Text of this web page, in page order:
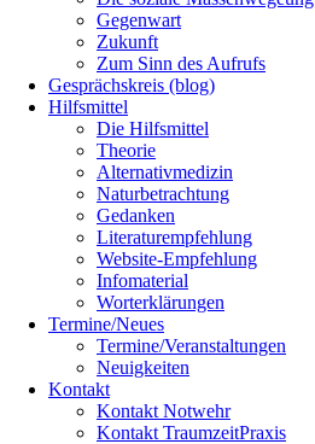
Gegenwart
Zukunft
Zum Sinn des Aufrufs
Gesprächskreis (blog)
Hilfsmittel
Die Hilfsmittel
Theorie
Alternativmedizin
Naturbetrachtung
Gedanken
Literaturempfehlung
Website-Empfehlung
Infomaterial
Worterklärungen
Termine/Neues
Termine/Veranstaltungen
Neuigkeiten
Kontakt
Kontakt Notwehr
Kontakt TraumzeitPraxis